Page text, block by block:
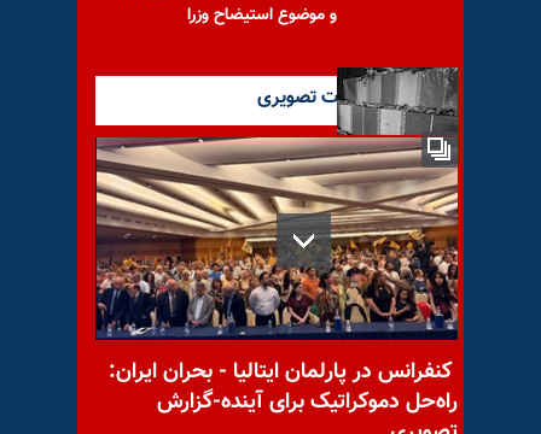
و موضوع استیضاح وزرا
هلاکت یکی دیگر از مزدوران
نیروی تروریستی قدس در سوریه
مراسم سومین روز جان‌باختن
مهدی صالحی + فیلم
آخرین گزارشات تصویری
کنفرانس در پارلمان ایتالیا - بحران ایران:
راه‌حل دموکراتیک برای آینده-گزارش